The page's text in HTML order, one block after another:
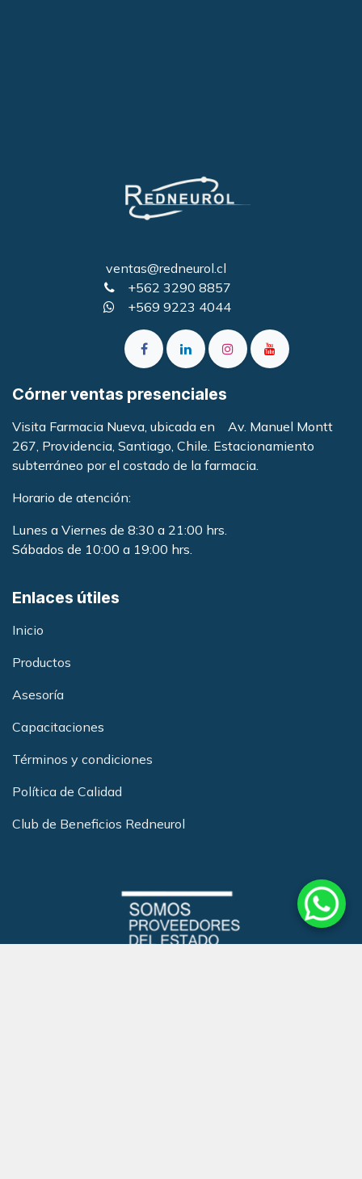
ventas@redneurol.cl
+562 3290 8857
+569 9223 4044
Córner ventas presenciales
Visita Farmacia Nueva, ubicada en Av. Manuel Montt
267, Providencia, Santiago, Chile. Estacionamiento
subterráneo por el costado de la farmacia
Horario de atención:
Lunes a Viernes de 8:30 a 21:00 hrs.
Sábados de 10:00 a 19:00 hrs.
Enlaces útiles
Inicio
Productos
Asesoría
Capacitaciones
Términos y condiciones
Política de Calidad
Club de Beneficios Redneurol